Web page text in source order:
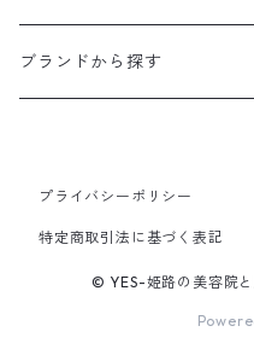
ブランドから探す
CURRENTAGE
Ines Bressand
プライバシーポリシー
特定商取引法に基づく表記
© YES-姫路の美容院と